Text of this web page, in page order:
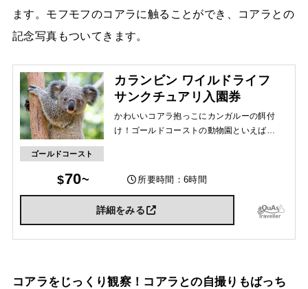
ます。モフモフのコアラに触ることができ、コアラとの
記念写真もついてきます。
ゴールドコースト
カランビン ワイルドライフ
サンクチュアリ入園券
かわいいコアラ抱っこにカンガルーの餌付
け！ゴールドコーストの動物園といえばコ
エミューなど日本では見れないかわいい動
70 所要時間：6時間
詳細をみる
コアラをじっくり観察！コアラとの自撮りもばっち